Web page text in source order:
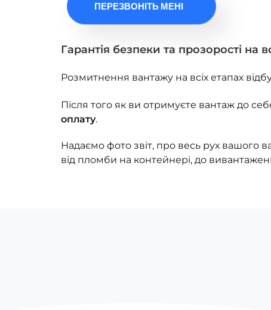
ПЕРЕЗВОНІТЬ МЕНІ
Гарантія безпеки та прозорості на
Розмитнення вантажу на всіх етапах
Після того як ви отримуєте вантаж до
оплату.
Надаємо фото звіт, про весь рух вашого
від пломби на контейнері, до